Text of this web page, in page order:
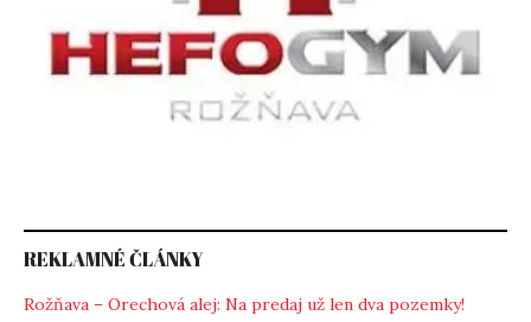
REKLAMNÉ ČLÁNKY
Rožňava – Orechová alej: Na predaj už len dva pozemky!